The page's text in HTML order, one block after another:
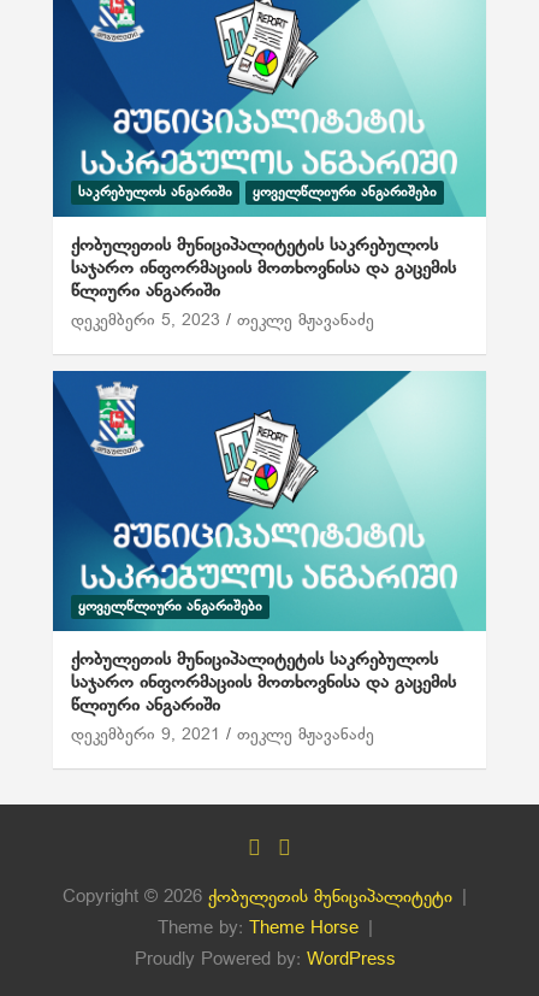
ᲡᲐᲙᲠᲔᲑᲣᲚᲝᲡ ᲐᲜᲒᲐᲠᲘᲨᲘ ᲧᲝᲕᲔᲚᲬᲚᲘᲣᲠᲘ ᲐᲜᲒᲐᲠᲘᲨᲔᲑᲘ
ქობულეთის მუნიციპალიტეტის საკრებულოს
საჯარო ინფორმაციის მოთხოვნისა და გაცემის
წლიური ანგარიში
დეკემბერი 5, 2023 თეკლე მჟავანაძე
ᲧᲝᲕᲔᲚᲬᲚᲘᲣᲠᲘ ᲐᲜᲒᲐᲠᲘᲨᲔᲑᲘ
ქობულეთის მუნიციპალიტეტის საკრებულოს
საჯარო ინფორმაციის მოთხოვნისა და გაცემის
წლიური ანგარიში
დეკემბერი 9, 2021 თეკლე მჟავანაძე
Copyright © 2026 ქობულეთის მუნიციპალიტეტი
Theme by: Theme Horse
Proudly Powered by: WordPress